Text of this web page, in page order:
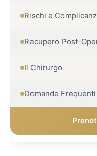
Rischi e
Recupero Post-
Il Chirurgo
Domande Frequenti